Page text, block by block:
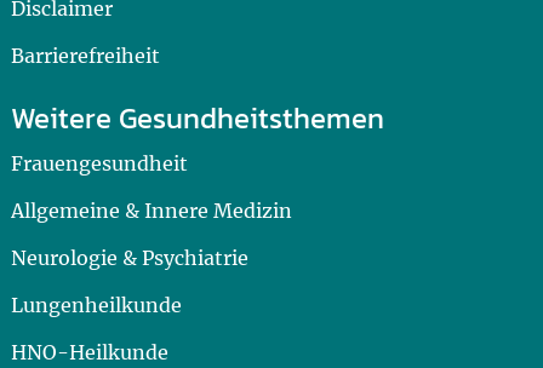
Disclaimer
Barrierefreiheit
Weitere Gesundheitsthemen
Frauengesundheit
Allgemeine & Innere Medizin
Neurologie & Psychiatrie
Lungenheilkunde
HNO-Heilkunde